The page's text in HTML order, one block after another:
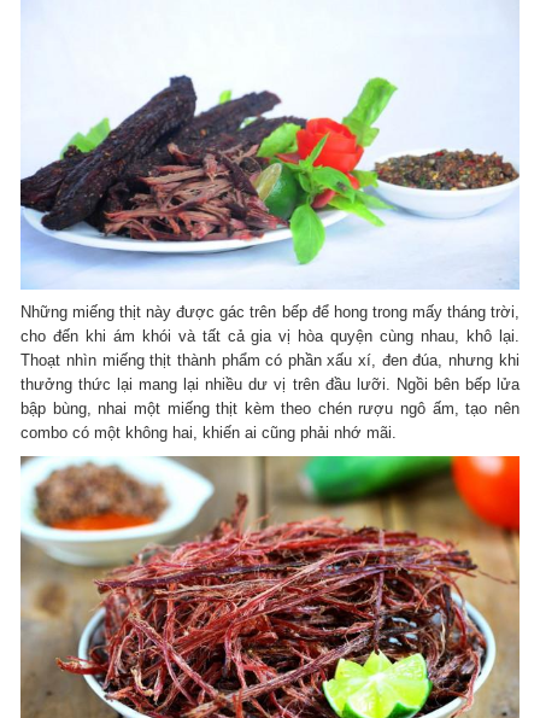
Những miếng thịt này được gác trên bếp để hong trong mấy tháng trời,
cho đến khi ám khói và tất cả gia vị hòa quyện cùng nhau, khô lại.
Thoạt nhìn miếng thịt thành phẩm có phần xấu xí, đen đúa, nhưng khi
thưởng thức lại mang lại nhiều dư vị trên đầu lưỡi. Ngồi bên bếp lửa
bập bùng, nhai một miếng thịt kèm theo chén rượu ngô ấm, tạo nên
combo có một không hai, khiến ai cũng phải nhớ mãi.